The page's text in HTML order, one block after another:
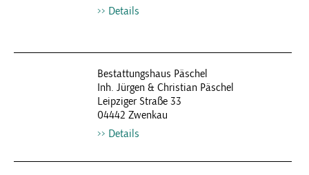
Details
Bestattungshaus Päschel
Inh. Jürgen & Christian Päschel
Leipziger Straße 33
04442 Zwenkau
Details